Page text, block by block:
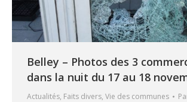
Belley – Photos des 3
dans la nuit du 17 au 18
Actualités, Faits divers, Vie des communes